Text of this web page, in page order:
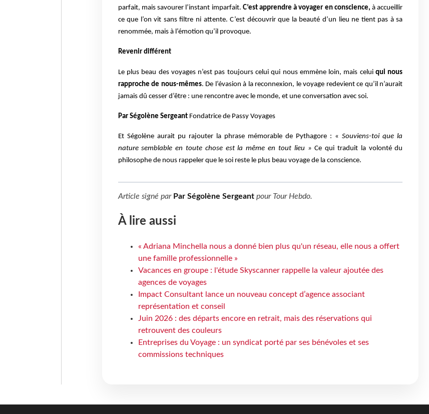
parfait, mais savourer l’instant imparfait. C’est apprendre à voyager en conscience,à accueillir
ce que l’on vit sans filtre ni attente. C’est découvrir que la beauté d’un lieu ne tient pas à sa
renommée, mais à l’émotion qu’il provoque.
Revenir différent
Le plus beau des voyages n’est pas toujours celui qui nous emmène loin, mais celuiqui nous
rapproche de nous-mêmes. De l’évasion à la reconnexion, le voyage redevient ce qu’il n’aurait
jamais dû cesser d’être : une rencontre avec le monde, et une conversation avec soi.
Par Ségolène Sergeant Fondatrice de Passy Voyages
Et Ségolène aurait pu rajouter la phrase mémorable de Pythagore : «Souviens-toi que la
nature semblable en toute chose est la même en tout lieu »Ce qui traduit la volonté du
philosophe de nous rappeler que le soi reste le plus beau voyage de la conscience.
Article signé par Par Ségolène Sergeantpour Tour Hebdo.
À lire aussi
« Adriana Minchella nous a donné bien plus qu'un réseau, elle nous a offert
une famille professionnelle »
Vacances en groupe : l'étude Skyscanner rappelle la valeur ajoutée des
agences de voyages
Impact Consultant lance un nouveau concept d’agence associant
représentation et conseil
Juin 2026 : des départs encore en retrait, mais des réservations qui
retrouvent des couleurs
Entreprises du Voyage : un syndicat porté par ses bénévoles et ses
commissions techniques